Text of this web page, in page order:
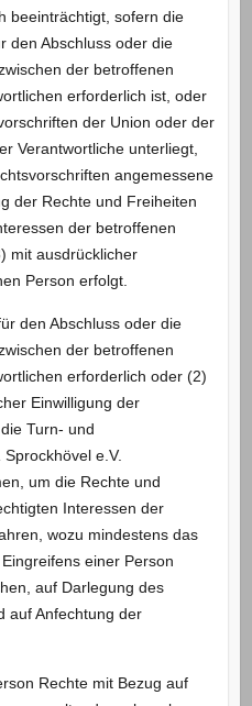
beeinträchtigt, sofern die
den Abschluss oder die
der betroffenen
erforderlich ist, oder
der Union oder der
Verantwortliche unterliegt,
angemessene
der Rechte und Freiheiten
der betroffenen
mit ausdrücklicher
Person erfolgt.
den Abschluss oder die
der betroffenen
erforderlich oder (2)
Einwilligung der
Turn- und
e.V.
um die Rechte und
Interessen der
wozu mindestens das
einer Person
auf Darlegung des
auf Anfechtung der
Rechte mit Bezug auf